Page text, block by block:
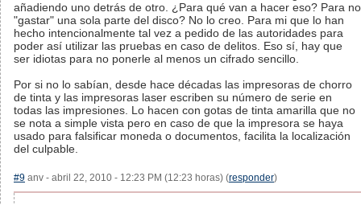
añadiendo uno detrás de otro. ¿Para qué van a hacer eso? Para no
"gastar" una sola parte del disco? No lo creo. Para mi que lo han
hecho intencionalmente tal vez a pedido de las autoridades para
poder así utilizar las pruebas en caso de delitos. Eso sí, hay que
ser idiotas para no ponerle al menos un cifrado sencillo.
Por si no lo sabían, desde hace décadas las impresoras de chorro
de tinta y las impresoras laser escriben su número de serie en
todas las impresiones. Lo hacen con gotas de tinta amarilla que no
se nota a simple vista pero en caso de que la impresora se haya
usado para falsificar moneda o documentos, facilita la localización
del culpable.
#9 anv - abril 22, 2010 - 12:23 PM (12:23 horas) (responder)